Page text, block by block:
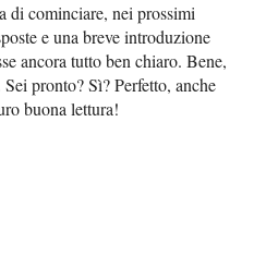
di cominciare, nei prossimi
e una breve introduzione
ancora tutto ben chiaro. Bene,
pronto? Sì? Perfetto, anche
buona lettura!